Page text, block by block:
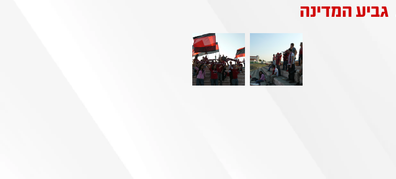
גביע המדינה